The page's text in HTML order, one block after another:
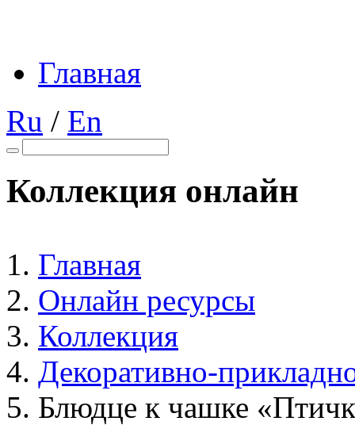
Главная
Ru / En
Коллекция онлайн
Главная
Онлайн ресурсы
Коллекция
Декоративно-
Блюдце к чашке